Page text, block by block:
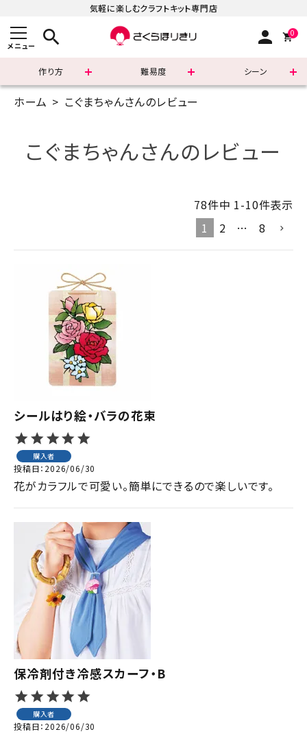
気軽に楽しむクラフトキット専門店
メニュー search person 0
作り方 難易度 シーン
まずはこちら
診断チャート
ジャンルで選ぶ
レビューを見る
コーポレートサイト
実店舗案内
デイサービス／
介護施設関係の方へ
最新のチラシはこちら
ACCOUNT MENU
ようこそ ゲスト 様
ログイン person 会員登録
ホーム こぐまちゃんさんのレビュー
こぐまちゃんさんのレビュー
78件中 1-10件表示
1
2 … 8
シールはり絵・バラの花束
購入者
投稿日 2026/06/30
花がカラフルで可愛い。簡単にできるので楽しいです。
保冷剤付き冷感スカーフ・B
購入者
投稿日 2026/06/30